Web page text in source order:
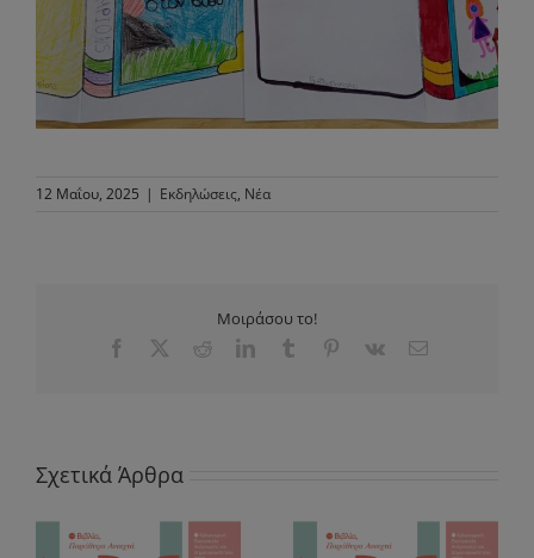
12 Μαΐου, 2025 | Εκδηλώσεις, Νέα
Μοιράσου το!
Facebook RedditLinkedInTumblr Pinterest
Vk Email
Σχετικά Άρθρα